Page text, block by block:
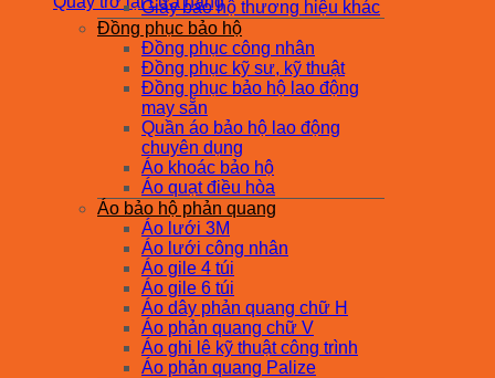
Giày bảo hộ thương hiệu khác
Đồng phục bảo hộ
Đồng phục công nhân
Đồng phục kỹ sư, kỹ thuật
Đồng phục bảo hộ lao động
may sẵn
Quần áo bảo hộ lao động
chuyên dụng
Áo khoác bảo hộ
Áo quạt điều hòa
Áo bảo hộ phản quang
Áo lưới 3M
Áo lưới công nhân
Áo gile 4 túi
Áo gile 6 túi
Áo dây phản quang chữ H
Áo phản quang chữ V
Áo ghi lê kỹ thuật công trình
Áo phản quang Palize